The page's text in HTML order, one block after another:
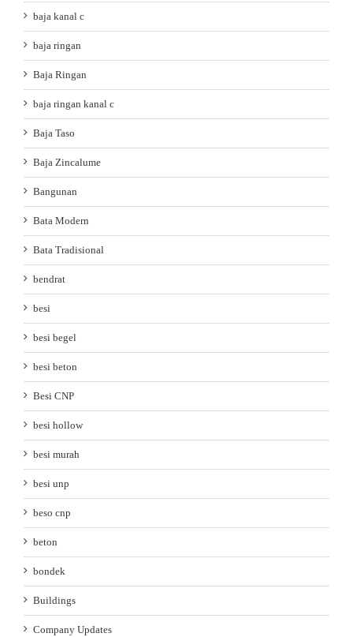
baja kanal c
baja ringan
Baja Ringan
baja ringan kanal c
Baja Taso
Baja Zincalume
Bangunan
Bata Modern
Bata Tradisional
bendrat
besi
besi begel
besi beton
Besi CNP
besi hollow
besi murah
besi unp
beso cnp
beton
bondek
Buildings
Company Updates